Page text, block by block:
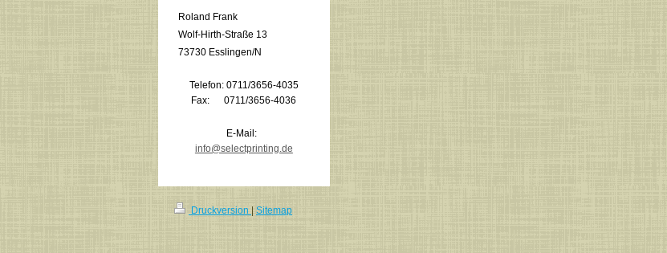
Roland Frank
Wolf-Hirth-Straße 13
73730 Esslingen/N
Telefon: 0711/3656-4035
Fax: 0711/3656-4036
E-Mail:
info@selectprinting.de
Druckversion Sitemap